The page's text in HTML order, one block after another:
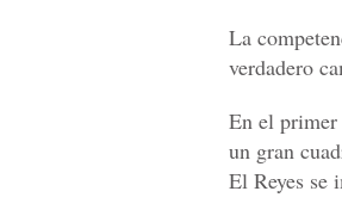
La
verdadero
En el
un gran
El Reyes se